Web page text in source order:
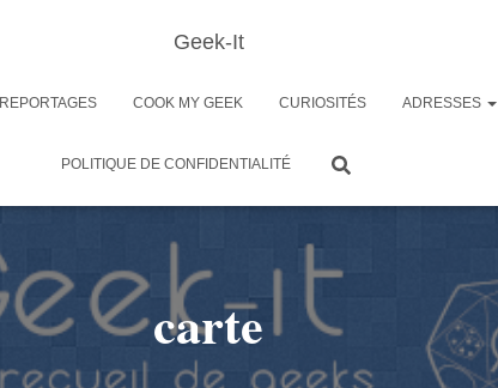
Geek-It
REPORTAGES COOK MY GEEK CURIOSITÉS ADRESSES
POLITIQUE DE CONFIDENTIALITÉ
carte